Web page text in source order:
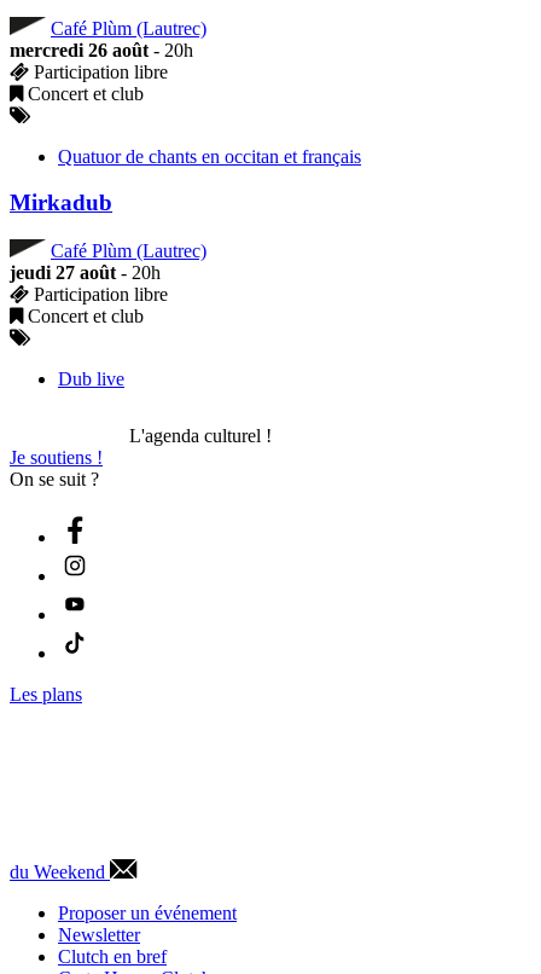
Café Plùm (Lautrec)
mercredi 26 août - 20h
Participation libre
Concert et club
Quatuor de chants en occitan et français
Mirkadub
Café Plùm (Lautrec)
jeudi 27 août - 20h
Participation libre
Concert et club
Dub live
L'agenda culturel !
Je soutiens !
On se suit ?
Les plans
du Weekend
Proposer un événement
Newsletter
Clutch en bref